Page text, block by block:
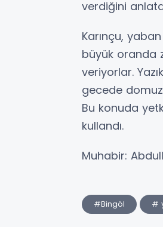
verdiğini
Karınçu,
büyük oranda
veriyorlar.
gecede
Bu konuda
kullandı.
Muhabir:
#Bingöl #